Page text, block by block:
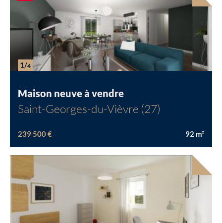
1/4
Maison neuve à vendre
Saint-Georges-du-Vièvre (27)
239 500 € 92 m²